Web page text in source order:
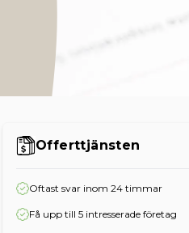
Offerttjänsten
Oftast svar inom 24 timmar
Få upp till 5 intresserade företag